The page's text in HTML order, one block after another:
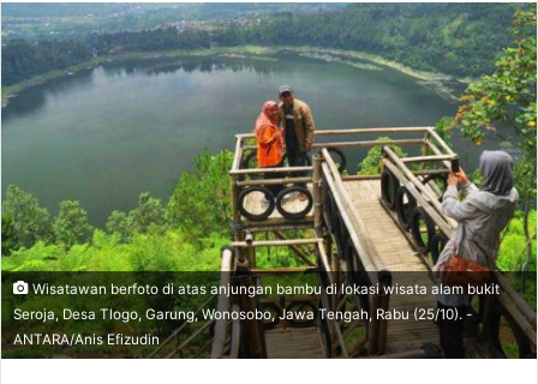
email
Wisatawan berfoto di atas anjungan bambu di lokasi wisata alam bukit
Seroja, Desa Tlogo, Garung, Wonosobo, Jawa Tengah, Rabu (25/10). -
ANTARA/Anis Efizudin